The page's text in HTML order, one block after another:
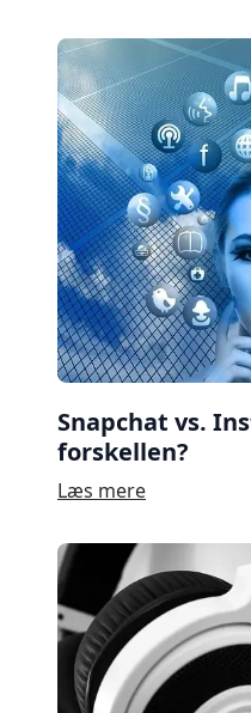
Snapchat vs.
forskellen?
Læs mere